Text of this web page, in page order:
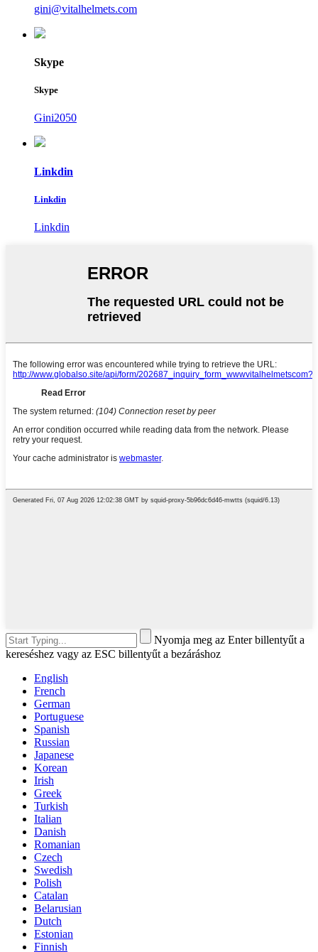
gini@vitalhelmets.com
Skype
Skype
Gini2050
Linkdin
Linkdin
Linkdin
Nyomja meg az Enter billentyűt a
kereséshez vagy az ESC billentyűt a bezáráshoz
English
French
German
Portuguese
Spanish
Russian
Japanese
Korean
Irish
Greek
Turkish
Italian
Danish
Romanian
Czech
Swedish
Polish
Catalan
Belarusian
Dutch
Estonian
Finnish